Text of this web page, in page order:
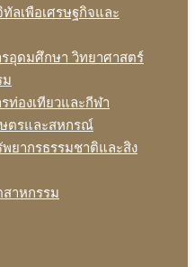
ลเพือเศรษฐกิจและ
รอุดมศึกษา วิทยาศาสตร์
ม
ท่องเทียวและกีฬา
ษตรและสหกรณ์
พยากรธรรมชาติและสิง
สาหกรรม